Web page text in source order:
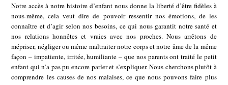
Notre accès à notre histoire d’enfant nous donne la liberté d’être fidèles à
nous-même, cela veut dire de pouvoir ressentir nos émotions, de les
connaître et d’agir selon nos besoins, ce qui nous garantit notre santé et
nos relations honnêtes et vraies avec nos proches. Nous arrêtons de
mépriser, négliger ou même maltraiter notre corps et notre âme de la même
façon – impatiente, irritée, humiliante – que nos parents ont traité le petit
enfant qui n’a pas pu encore parler et s’expliquer. Nous cherchons plutôt à
comprendre les causes de nos malaises, ce que nous pouvons faire plus